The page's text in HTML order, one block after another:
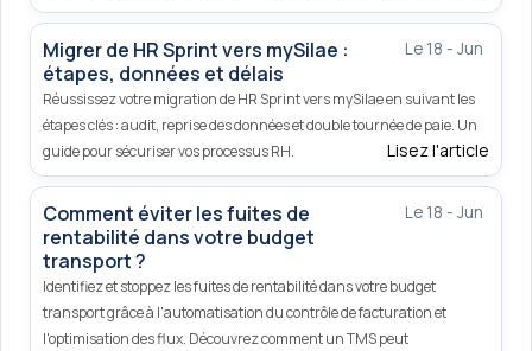
Le 18 - Jun
Migrer de HR Sprint vers mySilae :
étapes, données et délais
Réussissez votre migration de HR Sprint vers mySilae en suivant les
étapes clés : audit, reprise des données et double tournée de paie. Un
guide pour sécuriser vos processus RH.
Lisez l'article
Le 18 - Jun
Comment éviter les fuites de
rentabilité dans votre budget
transport ?
Identifiez et stoppez les fuites de rentabilité dans votre budget
transport grâce à l'automatisation du contrôle de facturation et
l'optimisation des flux. Découvrez comment un TMS peut